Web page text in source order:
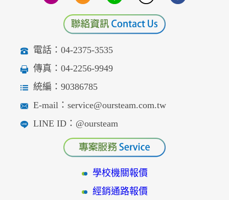
電話：04-2375-3535
傳真：04-2256-9949
統編：90386785
E-mail：service@oursteam.com.tw
LINE ID：@oursteam
學校機關報價
經銷通路報價